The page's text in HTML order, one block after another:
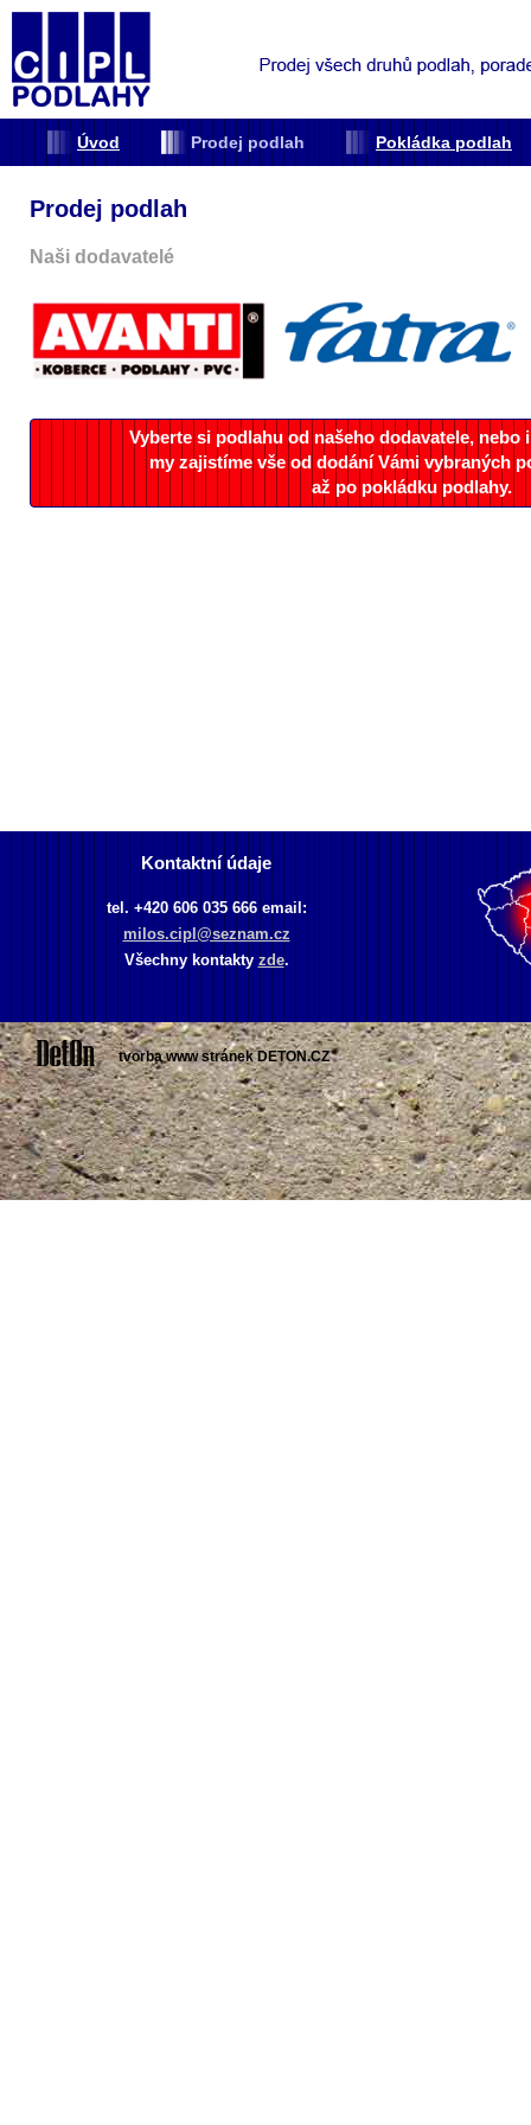
Úvod Prodej podlah Pokládka podlah
Prodej podlah
Naši dodavatelé
Vyberte si podlahu od našeho dodavatele, nebo
my zajistíme vše od dodání Vámi vybraných
až po pokládku podlahy.
Kontaktní údaje
tel. +420 606 035 666 email:
milos.cipl@seznam.cz
Všechny kontakty zde.
tvorba www stránek DETON.CZ